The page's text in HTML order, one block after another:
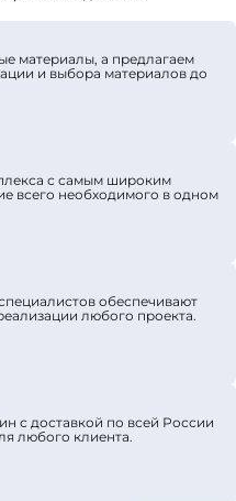
материалы, а предлагаем
и выбора материалов до
с самым широким
всего необходимого в одном
обеспечивают
любого проекта.
с доставкой по всей России
любого клиента.